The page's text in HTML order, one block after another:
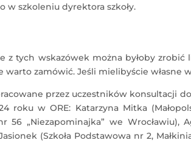
w szkoleniu dyrektora szkoły.
z tych wskazówek można byłoby
warto zamówić. Jeśli mielibyście własne
przez uczestników konsultacji
roku w ORE: Katarzyna Mitka
56 „Niezapominajka” we Wrocławiu),
(Szkoła Podstawowa nr 2,